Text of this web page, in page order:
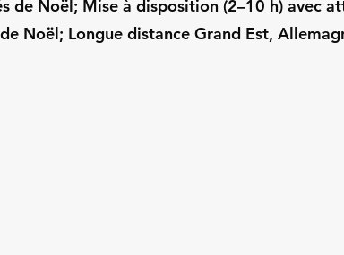
de Noël; Mise à disposition (2–10 h) avec
Noël; Longue distance Grand Est,